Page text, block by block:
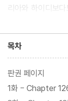
리아와 하이디보
목차
판권 페이지
1화 - Chapter